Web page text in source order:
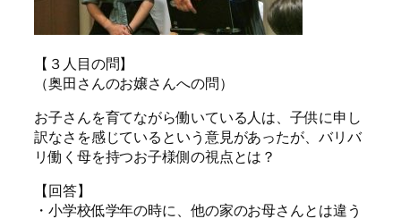
【３人目の問】
（奥田さんのお嬢さんへの問）
お子さんを育てながら働いている人は、子供に申し
訳なさを感じているという意見があったが、バリバ
リ働く母を持つお子様側の視点とは？
【回答】
・小学校低学年の時に、他の家のお母さんとは違う